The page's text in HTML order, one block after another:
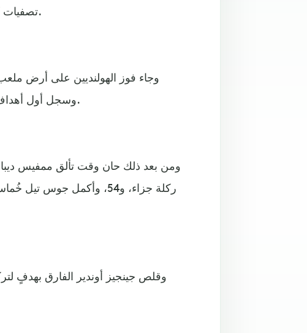
تصفيات كأس العالم 2022، وفاز عليه بستة أهداف لهدفٍ وحيد.
وجاء فوز الهولنديين على أرض
وسجل أول أهداف سداسية الطواحين دافي كلاسين في الدقيقة الأولى.
وقلص جينجيز أوندير الفارق بهدفٍ